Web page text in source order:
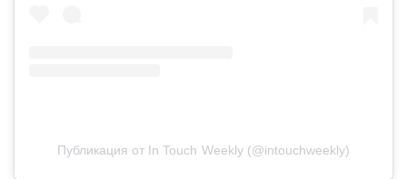
Публикация от In Touch Weekly (@intouchweekly)